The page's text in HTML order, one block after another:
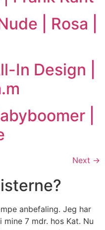
| Rosa |
In Design |
|
Next →
anbefaling. Jeg har
7 mdr. hos Kat. Nu